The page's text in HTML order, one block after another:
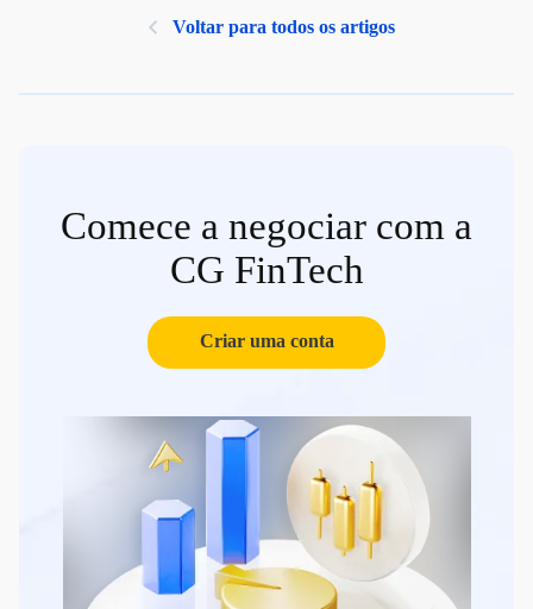
Voltar para todos os artigos
Comece a negociar com a
CG FinTech
Criar uma conta